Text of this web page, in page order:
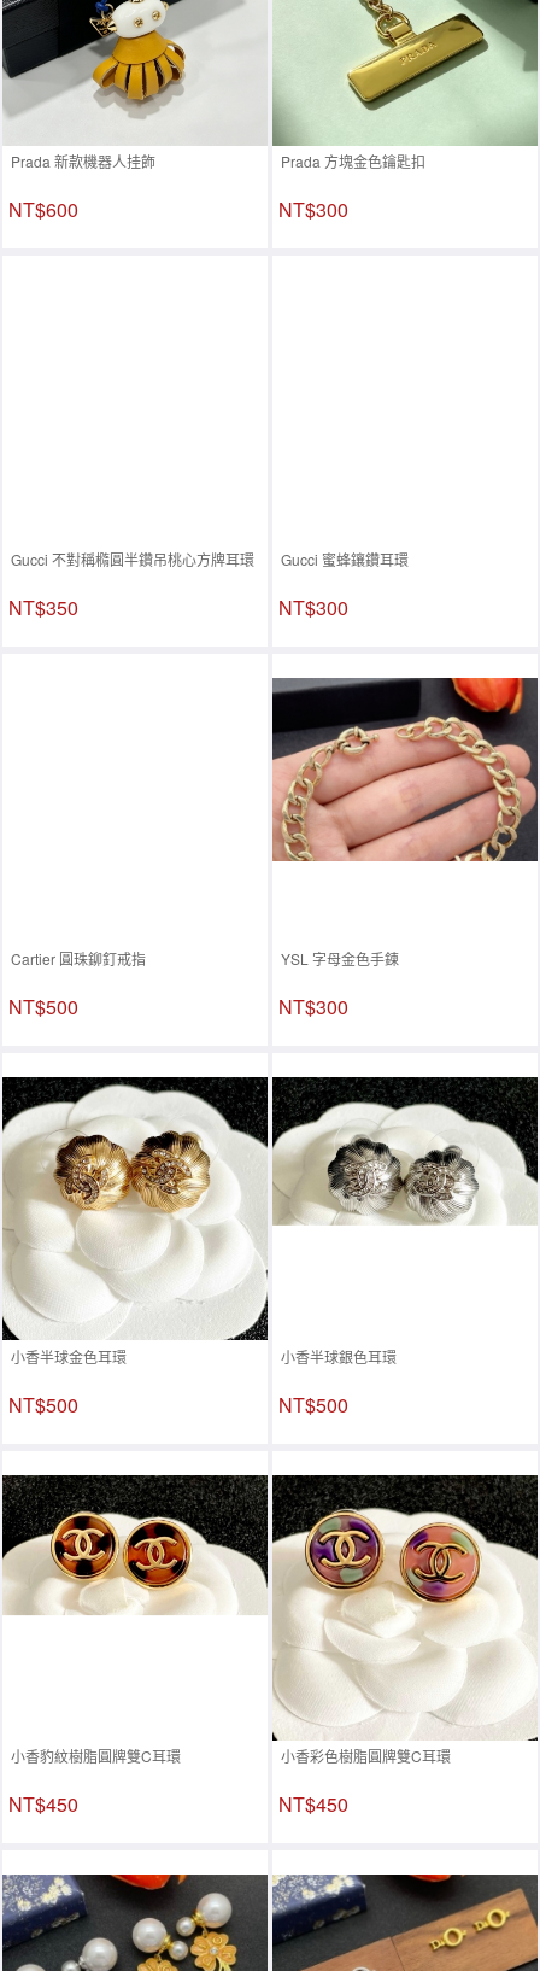
Prada 新款機器人挂飾
NT$600
Prada 方塊金色鑰匙扣
NT$300
Gucci 不對稱橢圓半鑽吊桃心方牌耳環
NT$350
Gucci 蜜蜂鑲鑽耳環
NT$300
Cartier 圓珠鉚釘戒指
NT$500
YSL 字母金色手鍊
NT$300
小香半球金色耳環
NT$500
小香半球銀色耳環
NT$500
小香豹紋樹脂圓牌雙C耳環
NT$450
小香彩色樹脂圓牌雙C耳環
NT$450